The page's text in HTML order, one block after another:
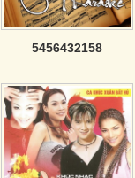
5456432158